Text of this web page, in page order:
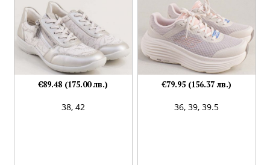
38, 42
€89.48 (175.00 лв.)
36,39,39.5
€79.95 (156.37 лв.)